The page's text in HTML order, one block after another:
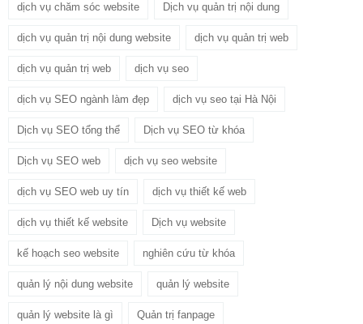
dịch vụ chăm sóc website Dịch vụ quản trị nội dung
dịch vụ quản trị nội dung website dịch vụ quản trị web
dịch vụ quản trị web dịch vụ seo
dịch vụ SEO ngành làm đẹp dịch vụ seo tại Hà Nội
Dịch vụ SEO tổng thể Dịch vụ SEO từ khóa
Dịch vụ SEO web dịch vụ seo website
dịch vụ SEO web uy tín dịch vụ thiết kế web
dịch vụ thiết kế website Dịch vụ website
kế hoạch seo website nghiên cứu từ khóa
quản lý nội dung website quản lý website
quản lý website là gì Quản trị fanpage